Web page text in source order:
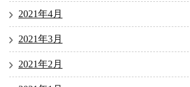
2021年4月
2021年3月
2021年2月